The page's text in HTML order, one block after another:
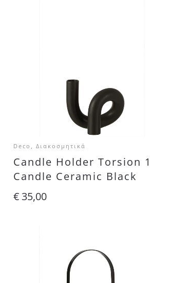
Deco, Διακοσμητικά
Candle Holder Torsion 1
Candle Ceramic Black
€ 35,00